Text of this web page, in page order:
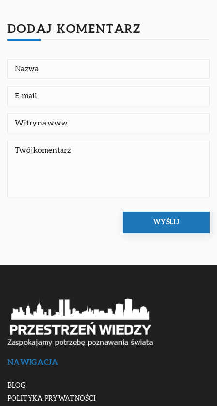
DODAJ KOMENTARZ
NAWIGACJA
BLOG
POLITYKA PRYWATNOŚCI